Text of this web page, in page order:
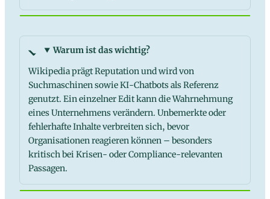
Warum ist das wichtig?
Wikipedia prägt Reputation und wird von
Suchmaschinen sowie KI-Chatbots als Referenz
genutzt. Ein einzelner Edit kann die Wahrnehmung
eines Unternehmens verändern. Unbemerkte oder
fehlerhafte Inhalte verbreiten sich, bevor
Organisationen reagieren können – besonders
kritisch bei Krisen- oder Compliance-relevanten
Passagen.